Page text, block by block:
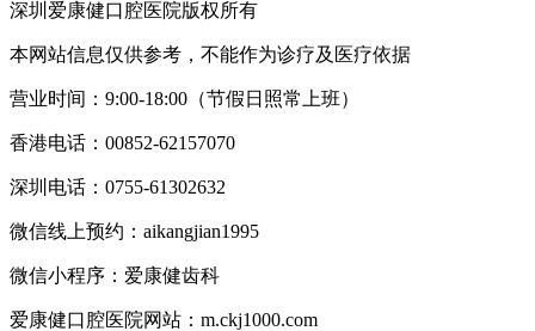
深圳爱康健口腔医院版权所有
本网站信息仅供参考，不能作为诊疗及医疗依据
营业时间：9:00-18:00（节假日照常上班）
香港电话：00852-62157070
深圳电话：0755-61302632
微信线上预约：aikangjian1995
微信小程序：爱康健齿科
爱康健口腔医院网站：m.ckj1000.com